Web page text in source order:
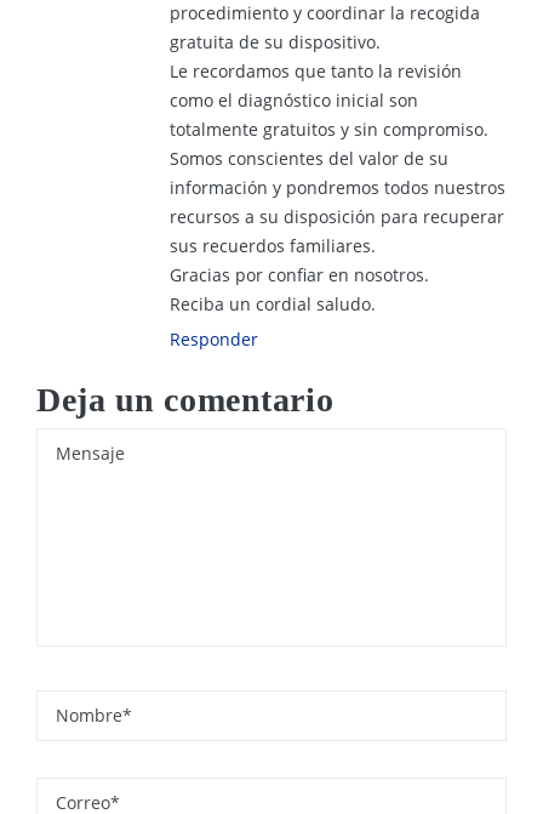
procedimiento y coordinar la recogida
gratuita de su dispositivo.
Le recordamos que tanto la revisión
como el diagnóstico inicial son
totalmente gratuitos y sin compromiso.
Somos conscientes del valor de su
información y pondremos todos nuestros
recursos a su disposición para recuperar
sus recuerdos familiares.
Gracias por confiar en nosotros.
Reciba un cordial saludo.
Responder
Deja un comentario